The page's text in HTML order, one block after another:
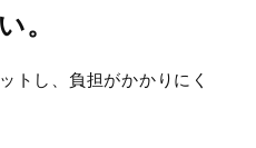
）
。